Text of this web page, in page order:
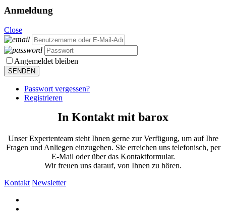
Anmeldung
Close
Angemeldet bleiben
Passwort vergessen?
Registrieren
In Kontakt mit barox
Unser Expertenteam steht Ihnen gerne zur Verfügung, um auf Ihre
Fragen und Anliegen einzugehen. Sie erreichen uns telefonisch, per
E-Mail oder über das Kontaktformular.
Wir freuen uns darauf, von Ihnen zu hören.
Kontakt Newsletter